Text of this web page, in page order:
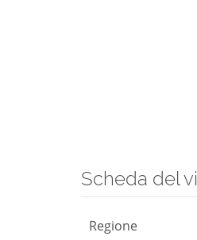
Scheda del
Regione